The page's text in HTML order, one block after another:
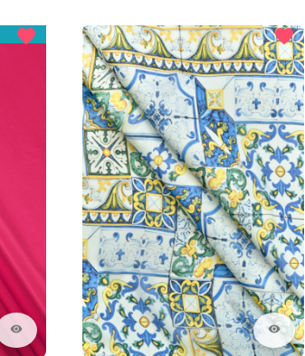
visibility
favorite
visibility
favorite